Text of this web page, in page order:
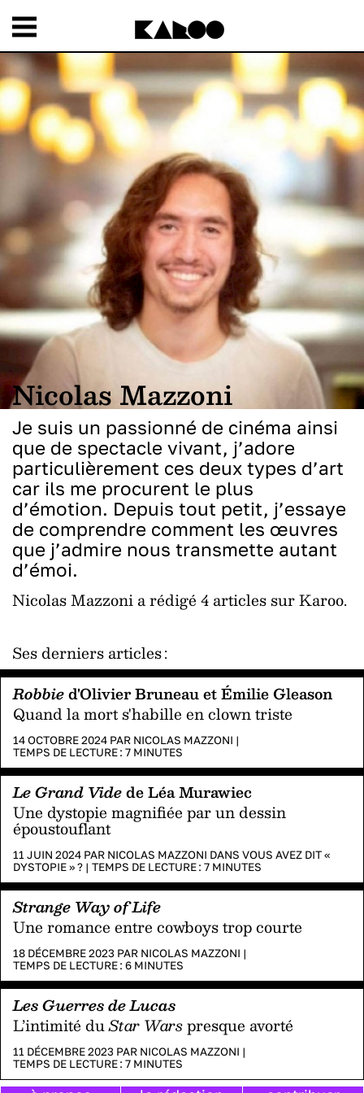
Nicolas Mazzoni
Je suis un passionné de cinéma ainsi
que de spectacle vivant, j’adore
particulièrement ces deux types d’art
car ils me procurent le plus
d’émotion. Depuis tout petit, j’essaye
de comprendre comment les œuvres
que j’admire nous transmette autant
d’émoi.
Nicolas Mazzoni a rédigé 4 articles sur Karoo.
Ses derniers articles :
Robbied'Olivier Bruneau et Émilie Gleason
Quand la mort s'habille en clown triste
14 OCTOBRE 2024 PAR NICOLAS MAZZONI |
TEMPS DE LECTURE : 7 MINUTES
Le Grand Videde Léa Murawiec
Une dystopie magnifiée par un dessin
époustouflant
11 JUIN 2024 PAR NICOLAS MAZZONI DANS VOUS AVEZ DIT «
DYSTOPIE » ? | TEMPS DE LECTURE : 7 MINUTES
Strange Way of Life
Une romance entre cowboys trop courte
18 DÉCEMBRE 2023 PAR NICOLAS MAZZONI |
TEMPS DE LECTURE : 6 MINUTES
Les Guerres de Lucas
L’intimité duStar Warspresque avorté
11 DÉCEMBRE 2023 PAR NICOLAS MAZZONI |
TEMPS DE LECTURE : 7 MINUTES